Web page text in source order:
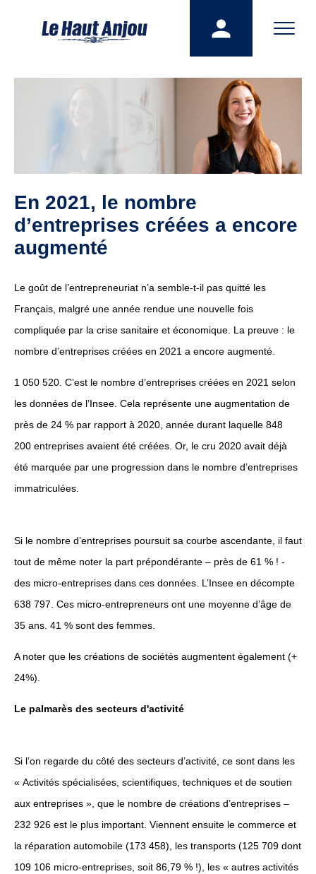
En 2021, le nombre
d’entreprises créées a encore
augmenté
Le goût de l’entrepreneuriat n’a semble-t-il pas quitté les
Français, malgré une année rendue une nouvelle fois
compliquée par la crise sanitaire et économique. La preuve : le
nombre d’entreprises créées en 2021 a encore augmenté.
1 050 520. C’est le nombre d’entreprises créées en 2021 selon
les données de l’Insee. Cela représente une augmentation de
près de 24 % par rapport à 2020, année durant laquelle 848
200 entreprises avaient été créées. Or, le cru 2020 avait déjà
été marquée par une progression dans le nombre d’entreprises
immatriculées.
Si le nombre d’entreprises poursuit sa courbe ascendante, il faut
tout de même noter la part prépondérante – près de 61 % ! -
des micro-entreprises dans ces données. L’Insee en décompte
638 797. Ces micro-entrepreneurs ont une moyenne d’âge de
35 ans. 41 % sont des femmes.
A noter que les créations de sociétés augmentent également (+
24%).
Le palmarès des secteurs d'activité
Si l’on regarde du côté des secteurs d’activité, ce sont dans les
« Activités spécialisées, scientifiques, techniques et de soutien
aux entreprises », que le nombre de créations d’entreprises –
232 926 est le plus important. Viennent ensuite le commerce et
la réparation automobile (173 458), les transports (125 709 dont
109 106 micro-entreprises, soit 86,79 % !), les « autres activités